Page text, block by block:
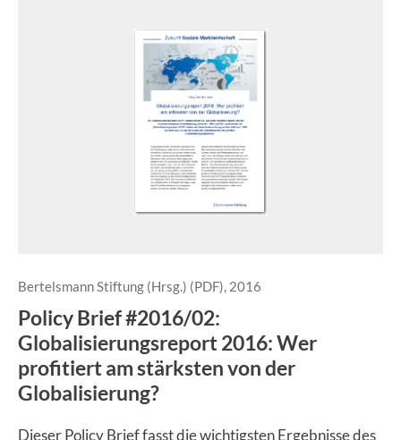
Bertelsmann Stiftung (Hrsg.) (PDF), 2016
Policy Brief #2016/02:
Globalisierungsreport 2016: Wer
profitiert am stärksten von der
Globalisierung?
Dieser Policy Brief fasst die wichtigsten Ergebnisse des